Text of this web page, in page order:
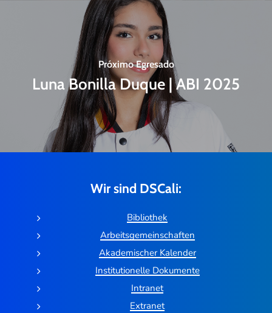
Próximo Egresado
Luna Bonilla Duque | ABI 2025
Wir sind DSCali:
Bibliothek
Arbeitsgemeinschaften
Akademischer Kalender
Institutionelle Dokumente
Intranet
Extranet